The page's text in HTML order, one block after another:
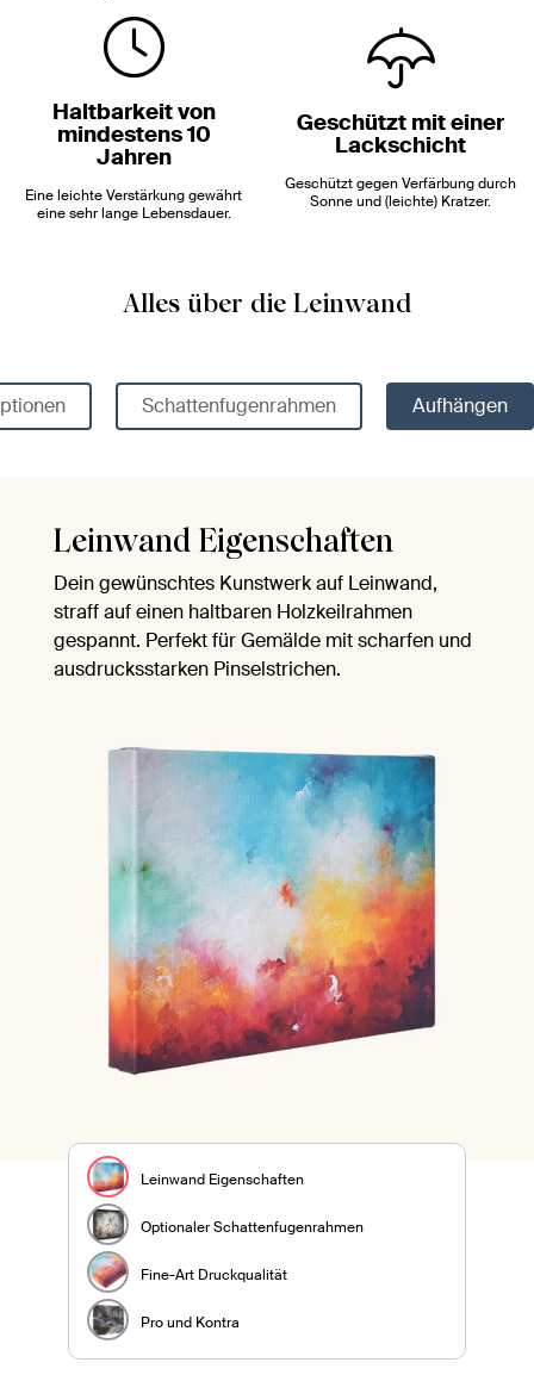
Haltbarkeit von
mindestens 10
Jahren
Eine leichte Verstärkung gewährt
eine sehr lange Lebensdauer.
Geschützt mit einer
Lackschicht
Geschützt gegen Verfärbung durch
Sonne und (leichte) Kratzer.
Alles über die Leinwand
Schattenfugenrahmen Aufhängen
Leinwand Eigenschaften
Dein gewünschtes Kunstwerk auf Leinwand,
straff auf einen haltbaren Holzkeilrahmen
gespannt. Perfekt für Gemälde mit scharfen und
ausdrucksstarken Pinselstrichen.
Leinwand Eigenschaften
Optionaler Schattenfugenrahmen
Fine-Art Druckqualität
Pro und Kontra